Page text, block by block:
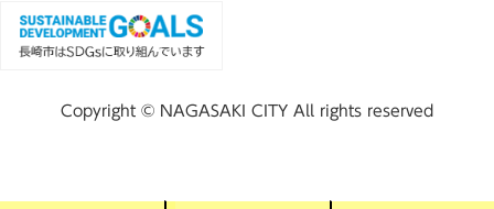
Copyright © NAGASAKI CITY All rights reserved